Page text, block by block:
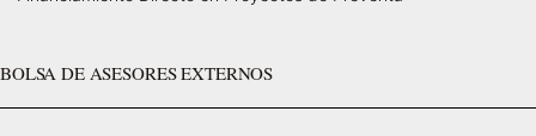
BOLSA DE ASESORES EXTERNOS